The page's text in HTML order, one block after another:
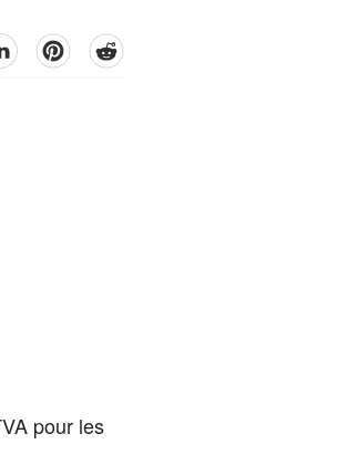
pinterestreddit
pour les